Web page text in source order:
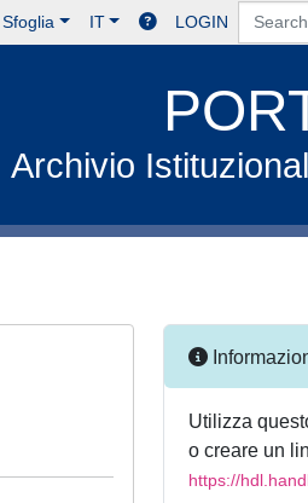
Sfoglia IT LOGIN
Archivio
Utilizza
o creare un
https://